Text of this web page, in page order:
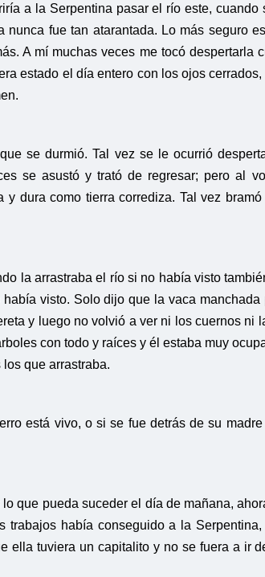
a la Serpentina pasar el río este,
fue tan atarantada. Lo más seguro
A mí muchas veces me tocó despertarla
estado el día entero con los ojos
se durmió. Tal vez se le ocurrió
se asustó y trató de regresar; pero al
y dura como tierra corrediza. Tal vez
la arrastraba el río si no había visto
visto. Solo dijo que la vaca
y luego no volvió a ver ni los cuernos ni
con todo y raíces y él estaba muy
que arrastraba.
está vivo, o si se fue detrás de su
que pueda suceder el día de mañana,
trabajos había conseguido a la
ella tuviera un capitalito y no se fuera a ir